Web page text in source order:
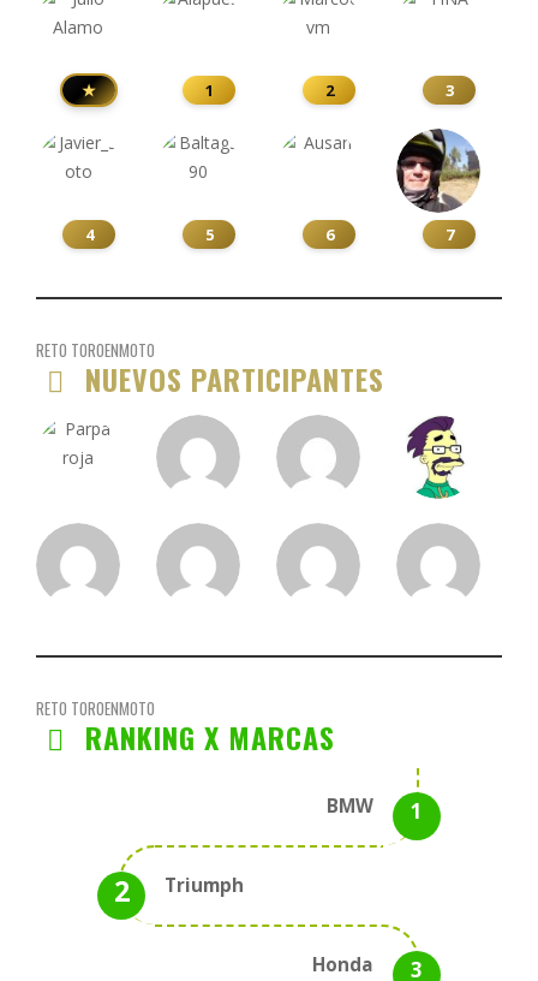
★ 1 2 3
4 5 6 7
RETO TOROENMOTO
NUEVOS PARTICIPANTES
RETO TOROENMOTO
RANKING X MARCAS
BMW
Triumph
Honda